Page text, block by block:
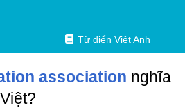
Từ điển Việt Anh
association nghĩa